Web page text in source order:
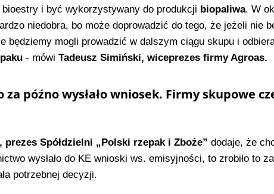
i być wykorzystywany do produkcji biopaliwa. W
niedobra, bo może doprowadzić do tego, że jeżeli nie
będziemy mogli prowadzić w dalszym ciągu skupu i
- mówi Tadeusz Simiński, wiceprezes firmy Agroas.
późno wysłało wniosek. Firmy skupowe
prezes Spółdzielni „Polski rzepak i Zboże” dodaje, że
wysłało do KE wnioski ws. emisyjności, to zrobiło to
potrzebnej decyzji.